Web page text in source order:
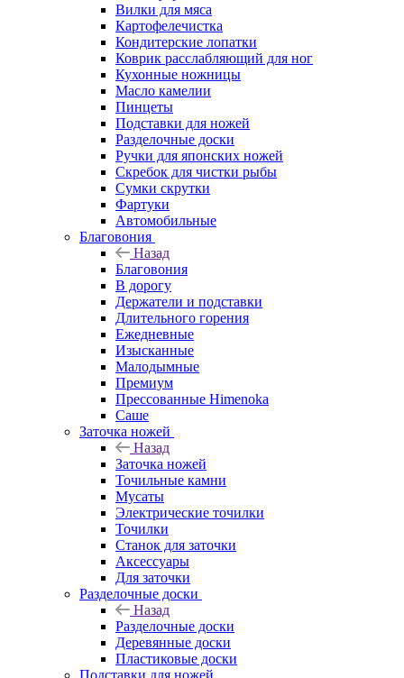
Вилки для мяса
Картофелечистка
Кондитерские лопатки
Коврик расслабляющий для ног
Кухонные ножницы
Масло камелии
Пинцеты
Подставки для ножей
Разделочные доски
Ручки для японских ножей
Скребок для чистки рыбы
Сумки скрутки
Фартуки
Автомобильные
Благовония
Назад
Благовония
В дорогу
Держатели и подставки
Длительного горения
Ежедневные
Изысканные
Малодымные
Премиум
Прессованные Himenoka
Саше
Заточка ножей
Назад
Заточка ножей
Точильные камни
Мусаты
Электрические точилки
Точилки
Станок для заточки
Аксессуары
Для заточки
Разделочные доски
Назад
Разделочные доски
Деревянные доски
Пластиковые доски
Подставки для ножей